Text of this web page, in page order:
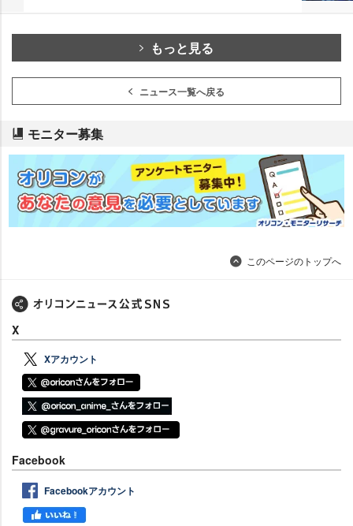
もっと見る
ニュース一覧へ戻る
モニター募集
このページのトップへ
X
Xアカウント
Facebook
Facebookアカウント